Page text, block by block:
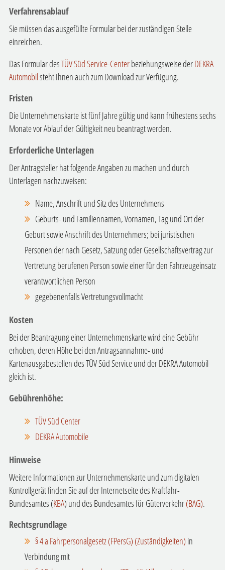
Verfahrensablauf
Sie müssen das ausgefüllte Formular bei der zuständigen Stelle
einreichen.
Das Formular desTÜV Süd Service-Centerbeziehungsweise derDEKRA
Automobilsteht Ihnen auch zum Download zur Verfügung.
Fristen
Die Unternehmenskarte ist fünf Jahre gültig und kann frühestens sechs
Monate vor Ablauf der Gültigkeit neu beantragt werden.
Erforderliche Unterlagen
Der Antragsteller hat folgende Angaben zu machen und durch
Unterlagen nachzuweisen:
Name, Anschrift und Sitz des Unternehmens
Geburts- und Familiennamen, Vornamen, Tag und Ort der
Geburt sowie Anschrift des Unternehmers; bei juristischen
Personen der nach Gesetz, Satzung oder Gesellschaftsvertrag zur
Vertretung berufenen Person sowie einer für den Fahrzeugeinsatz
verantwortlichen Person
gegebenenfalls Vertretungsvollmacht
Kosten
Bei der Beantragung einer Unternehmenskarte wird eine Gebühr
erhoben, deren Höhe bei den Antragsannahme- und
Kartenausgabestellen des TÜV Süd Service und der DEKRA Automobil
gleich ist.
Gebührenhöhe:
TÜV Süd Center
DEKRA Automobile
Hinweise
Weitere Informationen zur Unternehmenskarte und zum digitalen
Kontrollgerät finden Sie auf der Internetseite des Kraftfahr-
Bundesamtes (KBA) und des Bundesamtes für Güterverkehr(BAG).
Rechtsgrundlage
§ 4 a Fahrpersonalgesetz (FPersG) (Zuständigkeiten) in
Verbindung mit